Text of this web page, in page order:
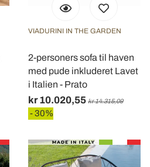
VIADURINI IN THE GARDEN
2-personers sofa til haven
med pude inkluderet Lavet
i Italien - Prato
kr 10.020,55 kr 14.315,09
- 30%